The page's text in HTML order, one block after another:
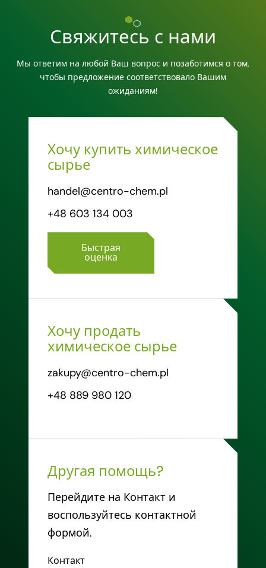
Свяжитесь с нами
Мы ответим на любой Ваш вопрос и позаботимся о том,
чтобы предложение соответствовало Вашим
ожиданиям!
Хочу купить химическое
сырье
handel@centro-chem.pl
+48 603 134 003
Быстрая
оценка
Хочу продать
химическое сырье
zakupy@centro-chem.pl
+48 889 980 120
Другая помощь?
Перейдите на Контакт и
воспользуйтесь контактной
формой.
Контакт